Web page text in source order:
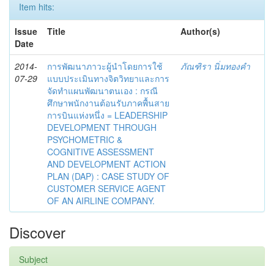
Item hits:
Issue
Date
Title Author(s)
2014-
07-29
การพัฒนาภาวะผู้นำโดยการใช้
แบบประเมินทางจิตวิทยาและการ
จัดทำแผนพัฒนาตนเอง : กรณี
ศึกษาพนักงานต้อนรับภาคพื้นสาย
การบินแห่งหนึ่ง = LEADERSHIP
DEVELOPMENT THROUGH
PSYCHOMETRIC &
COGNITIVE ASSESSMENT
AND DEVELOPMENT ACTION
PLAN (DAP) : CASE STUDY OF
CUSTOMER SERVICE AGENT
OF AN AIRLINE COMPANY.
ภัณฑิรา นิ่มทองคำ
Discover
Subject